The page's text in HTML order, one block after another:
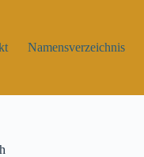
Namensverzeichnis